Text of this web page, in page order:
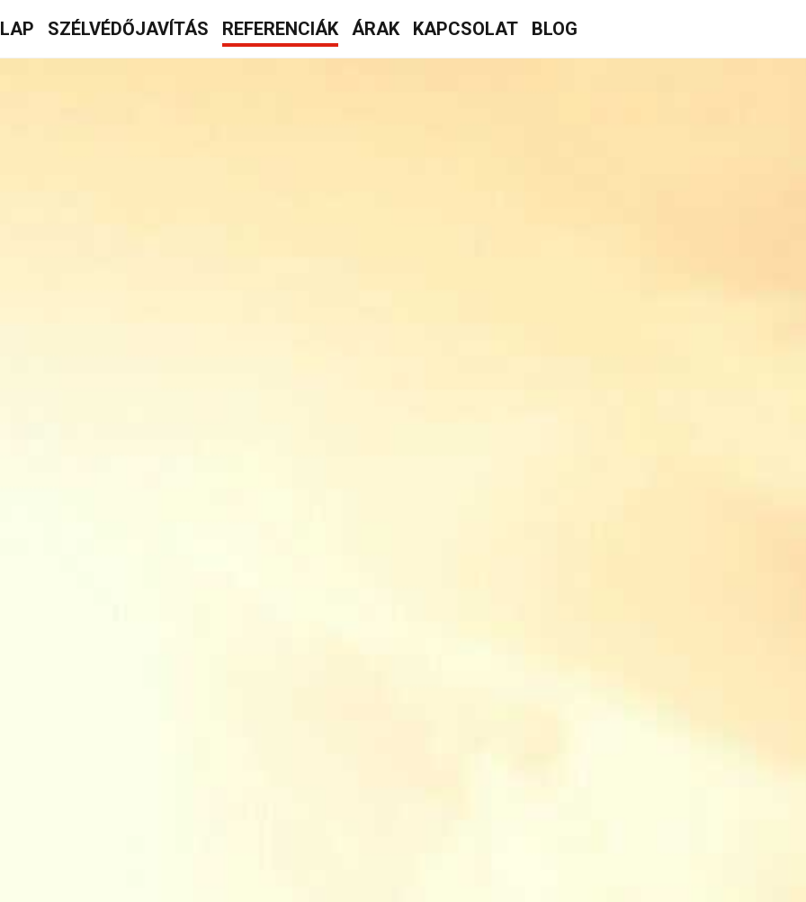
SZÉLVÉDŐJAVÍTÁS REFERENCIÁK ÁRAK KAPCSOLAT BLOG